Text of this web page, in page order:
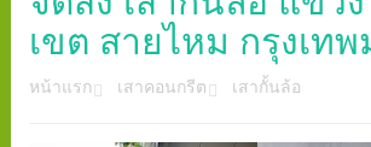
เขต สายไหม กรุงเท
หน้าแรก เสาคอนกรีต เสากั้นล้อ